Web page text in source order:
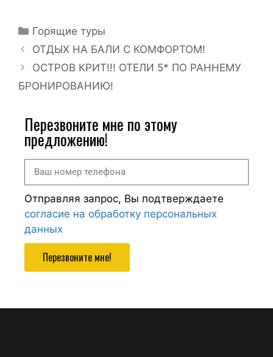
Горящие туры
ОТДЫХ НА БАЛИ С КОМФОРТОМ!
ОСТРОВ КРИТ!!! ОТЕЛИ 5* ПО РАННЕМУ
БРОНИРОВАНИЮ!
Перезвоните мне по этому
предложению!
Отправляя запрос, Вы подтверждаете
согласие на обработку персональных
данных
Перезвоните мне!